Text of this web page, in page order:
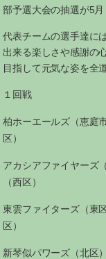
部予選大会の抽選が5月
代表チームの選手達に
出来る楽しさや感謝の
目指して元気な姿を全
１回戦
柏ホーエールズ（
区）
アカシアファイヤ
（西区）
東雲ファイターズ
区）
新琴似パワーズ（